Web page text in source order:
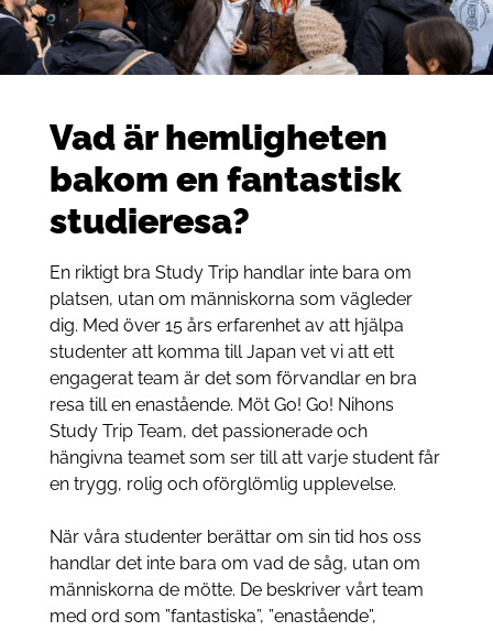
Vad är hemligheten
bakom en fantastisk
studieresa?
En riktigt bra Study Trip handlar inte bara om
platsen, utan om människorna som vägleder
dig. Med över 15 års erfarenhet av att hjälpa
studenter att komma till Japan vet vi att ett
engagerat team är det som förvandlar en bra
resa till en enastående. Möt Go! Go! Nihons
Study Trip Team, det passionerade och
hängivna teamet som ser till att varje student får
en trygg, rolig och oförglömlig upplevelse.
När våra studenter berättar om sin tid hos oss
handlar det inte bara om vad de såg, utan om
människorna de mötte. De beskriver vårt team
med ord som ”fantastiska”, ”enastående”,